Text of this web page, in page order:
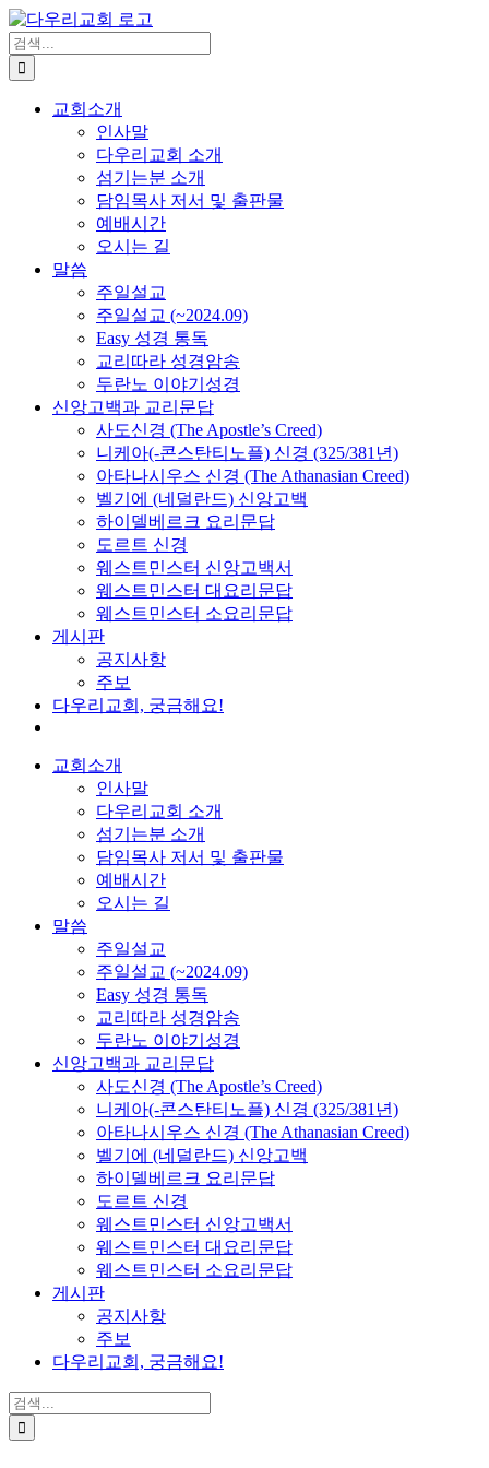
Skip
to
content
검
색
...
교회소개
인사말
다우리교회 소개
섬기는분 소개
담임목사 저서 및 출판물
예배시간
오시는 길
말씀
주일설교
주일설교 (~2024.09)
Easy 성경 통독
교리따라 성경암송
두란노 이야기성경
신앙고백과 교리문답
사도신경 (The Apostle’s Creed)
니케아(-콘스탄티노플) 신경 (325/381년)
아타나시우스 신경 (The Athanasian Creed)
벨기에 (네덜란드) 신앙고백
하이델베르크 요리문답
도르트 신경
웨스트민스터 신앙고백서
웨스트민스터 대요리문답
웨스트민스터 소요리문답
게시판
공지사항
주보
다우리교회, 궁금해요!
교회소개
인사말
다우리교회 소개
섬기는분 소개
담임목사 저서 및 출판물
예배시간
오시는 길
말씀
주일설교
주일설교 (~2024.09)
Easy 성경 통독
교리따라 성경암송
두란노 이야기성경
신앙고백과 교리문답
사도신경 (The Apostle’s Creed)
니케아(-콘스탄티노플) 신경 (325/381년)
아타나시우스 신경 (The Athanasian Creed)
벨기에 (네덜란드) 신앙고백
하이델베르크 요리문답
도르트 신경
웨스트민스터 신앙고백서
웨스트민스터 대요리문답
웨스트민스터 소요리문답
게시판
공지사항
주보
다우리교회, 궁금해요!
검
색
...